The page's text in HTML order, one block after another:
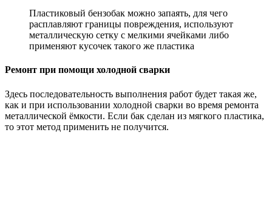
Пластиковый бензобак можно запаять, для чего
расплавляют границы повреждения, используют
металлическую сетку с мелкими ячейками либо
применяют кусочек такого же пластика
Ремонт при помощи холодной сварки
Здесь последовательность выполнения работ будет такая же,
как и при использовании холодной сварки во время ремонта
металлической ёмкости. Если бак сделан из мягкого пластика,
то этот метод применить не получится.